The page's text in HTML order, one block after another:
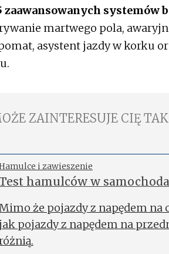
zaawansowanych systemów
martwego pola,
asystent jazdy w korku
ZAINTERESUJE CIĘ
i zawieszenie
hamulców w
że pojazdy z napędem na
jak pojazdy z napędem na